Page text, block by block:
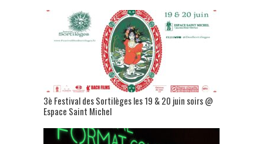
3è Festival des Sortilèges les 19 & 20 juin soirs @
Espace Saint Michel